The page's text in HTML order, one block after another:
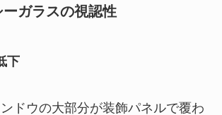
ガラスの視認性
下
ドウの大部分が装飾パネルで覆わ